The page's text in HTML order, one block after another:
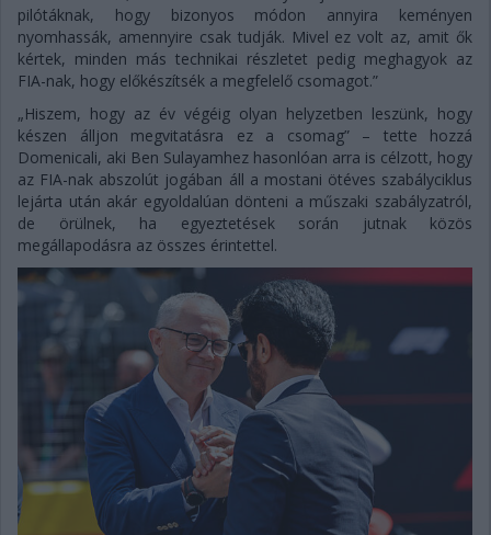
pilótáknak, hogy bizonyos módon annyira keményen
nyomhassák, amennyire csak tudják. Mivel ez volt az, amit ők
kértek, minden más technikai részletet pedig meghagyok az
FIA-nak, hogy előkészítsék a megfelelő csomagot.”
„Hiszem, hogy az év végéig olyan helyzetben leszünk, hogy
készen álljon megvitatásra ez a csomag” – tette hozzá
Domenicali, aki Ben Sulayamhez hasonlóan arra is célzott, hogy
az FIA-nak abszolút jogában áll a mostani ötéves szabályciklus
lejárta után akár egyoldalúan dönteni a műszaki szabályzatról,
de örülnek, ha egyeztetések során jutnak közös
megállapodásra az összes érintettel.